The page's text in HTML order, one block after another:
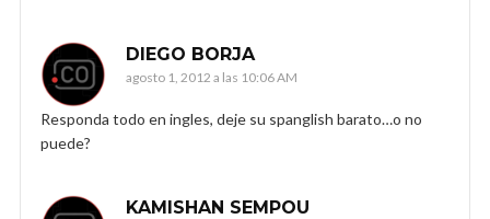
DIEGO BORJA
agosto 1, 2012 a las 10:06 AM
Responda todo en ingles, deje su spanglish barato…o no
puede?
KAMISHAN SEMPOU